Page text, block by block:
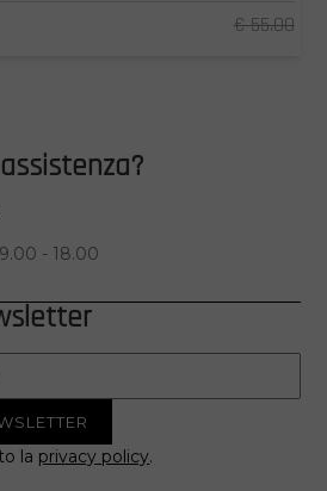
€ 55.00
- 18.00
la privacy policy.